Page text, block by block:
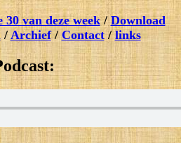
van deze week/Download
/ Archief/Contact/links